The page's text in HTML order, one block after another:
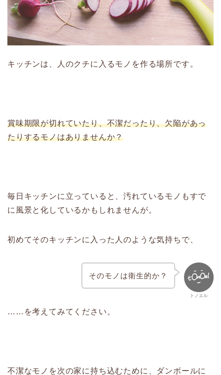
キッチンは、人のクチに入るモノを作る場所です。
賞味期限が切れていたり、不潔だったり、欠陥があっ
たりするモノはありませんか？
毎日キッチンに立っていると、汚れているモノもすで
に風景と化しているかもしれませんが。
初めてそのキッチンに入った人のような気持ちで、
トノエル
そのモノは衛生的か？
……を考えてみてください。
不潔なモノを次の家に持ち込むために、ダンボールに